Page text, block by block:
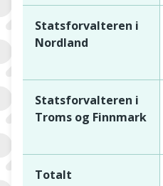
Statsforvalteren i
Nordland
Statsforvalteren i
Troms og Finnmark
Totalt